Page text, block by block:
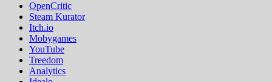
OpenCritic
Steam Kurator
Itch.io
Mobygames
YouTube
Treedom
Analytics